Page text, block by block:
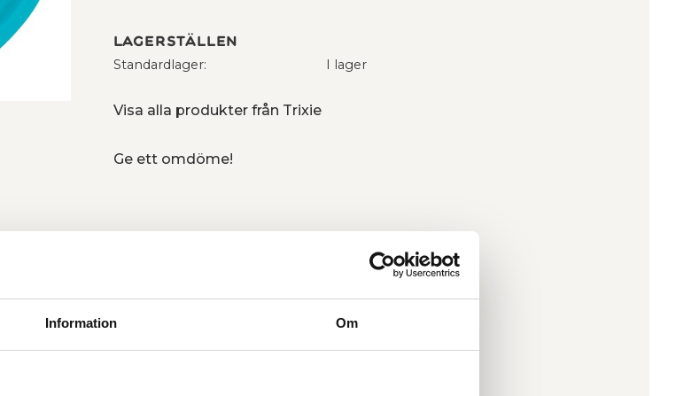
Information Om
Lagerställen
Standardlager I lager
Visa alla produkter från Trixie
Ge ett omdöme!